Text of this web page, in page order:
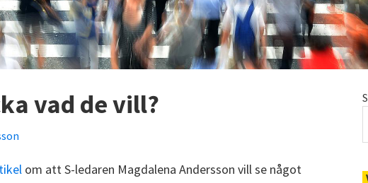
vad de vill?
om att S-ledaren Magdalena Andersson vill se något